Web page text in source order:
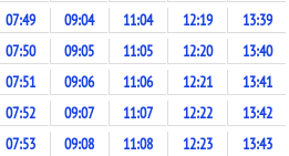
07:49 09:04 11:04 12:19 13:39
07:50 09:05 11:05 12:20 13:40
07:51 09:06 11:06 12:21 13:41
07:52 09:07 11:07 12:22 13:42
07:53 09:08 11:08 12:23 13:43